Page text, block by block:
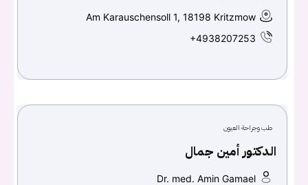
Am Karauschensoll 1, 18198 Kritzmow
+4938207253
طب وجراحة العيون
الدكتور أمين جمال
Dr. med. Amin Gamael